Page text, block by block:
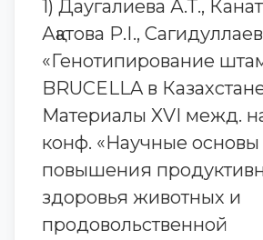
1) Даугалиева А.Т.,
Ақатова Р.І.,
«Генотипирование
BRUCELLA в
Материалы XVI межд.
конф. «Научные основы
повышения
здоровья животных и
продовольственной